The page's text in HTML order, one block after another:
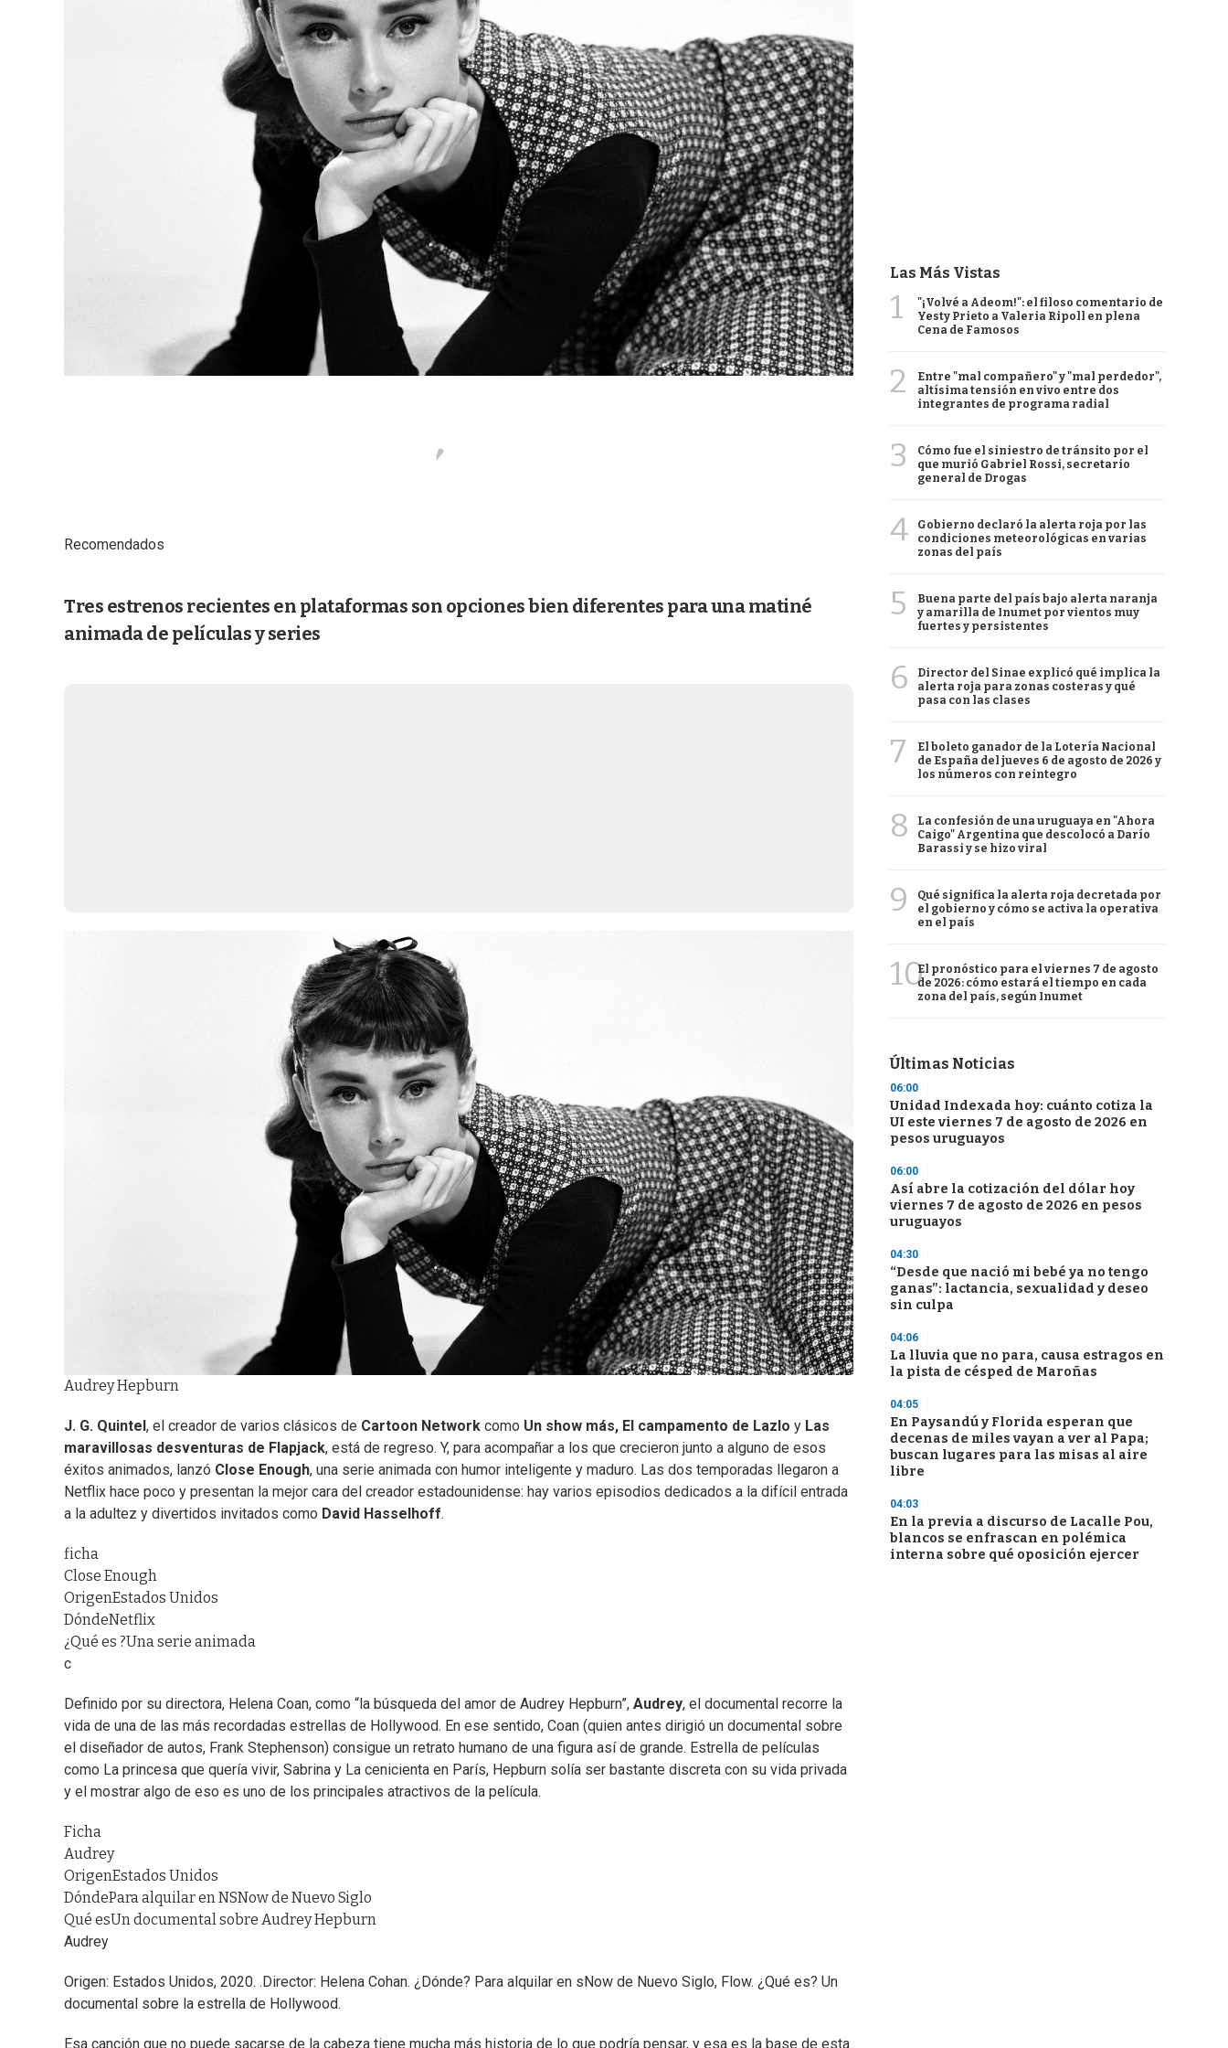
Recomendados
Tres estrenos recientes en plataformas son opciones bien diferentes para una matiné
animada de películas y series
Audrey Hepburn
J. G. Quintel , el creador de varios clásicos de Cartoon Network como Un show más, El campamento de Lazlo y Las
maravillosas desventuras de Flapjack, está de regreso. Y, para acompañar a los que crecieron junto a alguno de esos
éxitos animados, lanzó Close Enough, una serie animada con humor inteligente y maduro. Las dos temporadas llegaron a
Netflix hace poco y presentan la mejor cara del creador estadounidense: hay varios episodios dedicados a la difícil entrada
a la adultez y divertidos invitados como David Hasselhoff.
ficha
Close Enough
OrigenEstados Unidos
DóndeNetflix
¿Qué es ?Una serie animada
c
Definido por su directora, Helena Coan, como “la búsqueda del amor de Audrey Hepburn”, Audrey, el documental recorre la
vida de una de las más recordadas estrellas de Hollywood. En ese sentido, Coan (quien antes dirigió un documental sobre
el diseñador de autos, Frank Stephenson) consigue un retrato humano de una figura así de grande. Estrella de películas
como La princesa que quería vivir, Sabrina y La cenicienta en París, Hepburn solía ser bastante discreta con su vida privada
y el mostrar algo de eso es uno de los principales atractivos de la película.
Ficha
Audrey
OrigenEstados Unidos
DóndePara alquilar en NSNow de Nuevo Siglo
Qué esUn documental sobre Audrey Hepburn
Audrey
Origen: Estados Unidos, 2020. .Director: Helena Cohan. ¿Dónde? Para alquilar en sNow de Nuevo Siglo, Flow. ¿Qué es? Un
documental sobre la estrella de Hollywood.
Esa canción que no puede sacarse de la cabeza tiene mucha más historia de lo que podría pensar, y esa es la base de esta
Las Más Vistas
1
"¡Volvé a Adeom!": el filoso comentario de
Yesty Prieto a Valeria Ripoll en plena
Cena de Famosos
2
Entre "mal compañero" y "mal perdedor",
altísima tensión en vivo entre dos
integrantes de programa radial
3
Cómo fue el siniestro de tránsito por el
que murió Gabriel Rossi, secretario
general de Drogas
4
Gobierno declaró la alerta roja por las
condiciones meteorológicas en varias
zonas del país
5
Buena parte del país bajo alerta naranja
y amarilla de Inumet por vientos muy
fuertes y persistentes
6
Director del Sinae explicó qué implica la
alerta roja para zonas costeras y qué
pasa con las clases
7
El boleto ganador de la Lotería Nacional
de España del jueves 6 de agosto de 2026 y
los números con reintegro
8
La confesión de una uruguaya en "Ahora
Caigo" Argentina que descolocó a Darío
Barassi y se hizo viral
9
Qué significa la alerta roja decretada por
el gobierno y cómo se activa la operativa
en el país
10El pronóstico para el viernes 7 de agosto
de 2026: cómo estará el tiempo en cada
zona del país, según Inumet
Últimas Noticias
06:00
Unidad Indexada hoy: cuánto cotiza la
UI este viernes 7 de agosto de 2026 en
pesos uruguayos
06:00
Así abre la cotización del dólar hoy
viernes 7 de agosto de 2026 en pesos
uruguayos
04:30
“Desde que nació mi bebé ya no tengo
ganas”: lactancia, sexualidad y deseo
sin culpa
04:06
La lluvia que no para, causa estragos en
la pista de césped de Maroñas
04:05
En Paysandú y Florida esperan que
decenas de miles vayan a ver al Papa;
buscan lugares para las misas al aire
libre
04:03
En la previa a discurso de Lacalle Pou,
blancos se enfrascan en polémica
interna sobre qué oposición ejercer